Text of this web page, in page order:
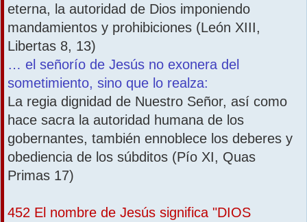
eterna, la autoridad de Dios imponiendo
mandamientos y prohibiciones (León XIII,
Libertas 8, 13)
… el señorío de Jesús no exonera del
sometimiento, sino que lo realza:
La regia dignidad de Nuestro Señor, así como
hace sacra la autoridad humana de los
gobernantes, también ennoblece los deberes y
obediencia de los súbditos (Pío XI, Quas
Primas 17)
452 El nombre de Jesús significa "DIOS